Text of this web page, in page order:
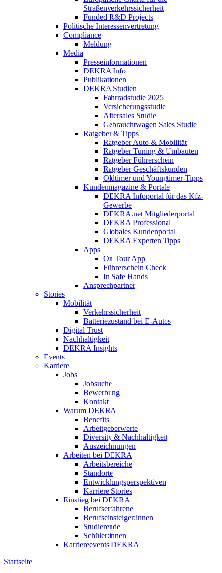
Straßenverkehrssicherheit
Funded R&D Projects
Politische Interessenvertretung
Compliance
Meldung
Media
Presseinformationen
DEKRA Info
Publikationen
DEKRA Studien
Fahrradstudie 2025
Versicherungsstudie
Aftersales Studie
Gebrauchtwagen Sales Studie
Ratgeber & Tipps
Ratgeber Auto & Mobilität
Ratgeber Tuning & Umbauten
Ratgeber Führerschein
Ratgeber Geschäftskunden
Oldtimer und Youngtimer-Tipps
Kundenmagazine & Portale
DEKRA Infoportal für das Kfz-
Gewerbe
DEKRA.net Mitgliederportal
DEKRA Professional
Globales Kundenportal
DEKRA Experten Tipps
Apps
On Tour App
Führerschein Check
In Safe Hands
Ansprechpartner
Stories
Mobilität
Verkehrssicherheit
Batteriezustand bei E-Autos
Digital Trust
Nachhaltigkeit
DEKRA Insights
Events
Karriere
Jobs
Jobsuche
Bewerbung
Kontakt
Warum DEKRA
Benefits
Arbeitgeberwerte
Diversity & Nachhaltigkeit
Auszeichnungen
Arbeiten bei DEKRA
Arbeitsbereiche
Standorte
Entwicklungsperspektiven
Karriere Stories
Einstieg bei DEKRA
Berufserfahrene
Berufseinsteiger:innen
Studierende
Schüler:innen
Karriereevents DEKRA
Startseite